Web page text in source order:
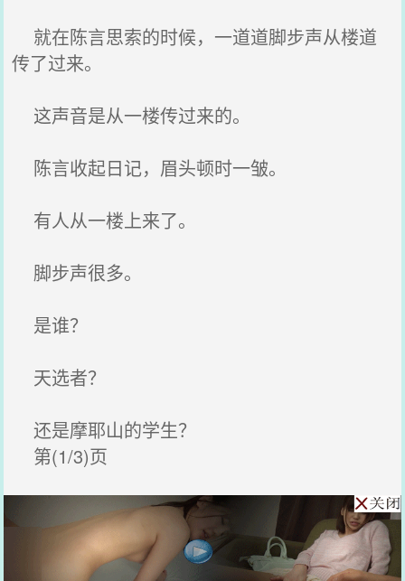
就在陈言思索的时候，一道道脚步声从楼道
传了过来。
这声音是从一楼传过来的。
陈言收起日记，眉头顿时一皱。
有人从一楼上来了。
脚步声很多。
是谁？
天选者？
还是摩耶山的学生？
第(1/3)页